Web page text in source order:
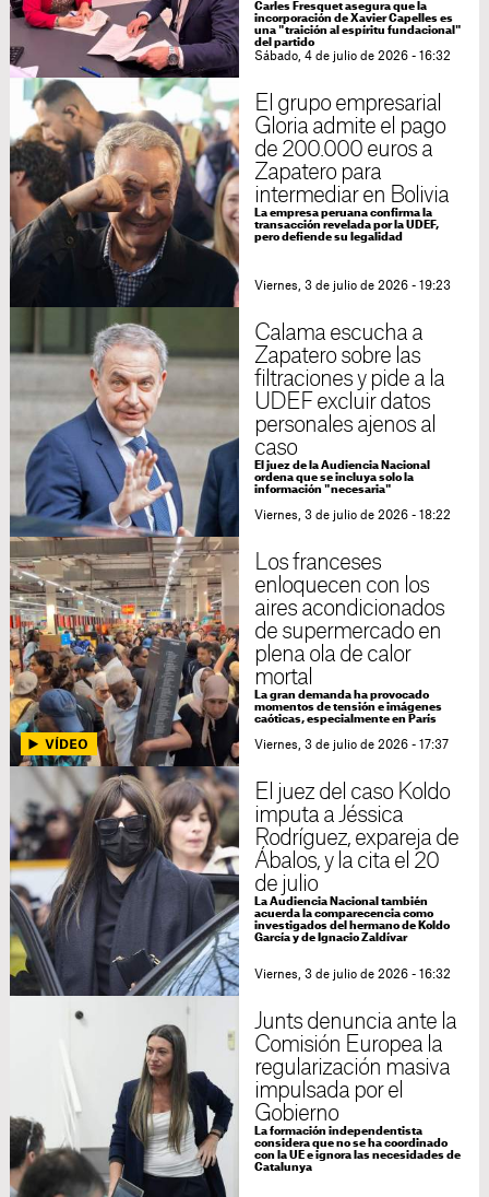
Carles Fresquet asegura que la
incorporación de Xavier Capelles es
una "traición al espíritu fundacional"
del partido
Sábado, 4 de julio de 2026 - 16:32
El grupo empresarial
Gloria admite el pago
de 200.000 euros a
Zapatero para
intermediar en Bolivia
La empresa peruana confirma la
transacción revelada por la UDEF,
pero defiende su legalidad
Viernes, 3 de julio de 2026 - 19:23
Calama escucha a
Zapatero sobre las
filtraciones y pide a la
UDEF excluir datos
personales ajenos al
caso
El juez de la Audiencia Nacional
ordena que se incluya solo la
información "necesaria"
Viernes, 3 de julio de 2026 - 18:22
Los franceses
enloquecen con los
aires acondicionados
de supermercado en
plena ola de calor
mortal
La gran demanda ha provocado
momentos de tensión e imágenes
caóticas, especialmente en París
Viernes, 3 de julio de 2026 - 17:37
El juez del caso Koldo
imputa a Jéssica
Rodríguez, expareja de
Ábalos, y la cita el 20
de julio
La Audiencia Nacional también
acuerda la comparecencia como
investigados del hermano de Koldo
García y de Ignacio Zaldívar
Viernes, 3 de julio de 2026 - 16:32
Junts denuncia ante la
Comisión Europea la
regularización masiva
impulsada por el
Gobierno
La formación independentista
considera que no se ha coordinado
con la UE e ignora las necesidades de
Catalunya